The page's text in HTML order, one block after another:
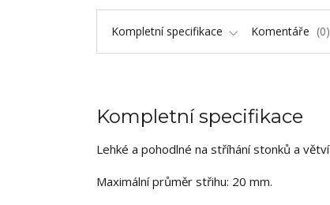
Kompletní specifikace Komentáře 0
Kompletní specifikace
Lehké a pohodlné na stříhání stonků a větví
Maximální průměr střihu: 20 mm.